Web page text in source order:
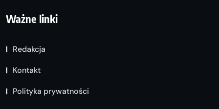
Ważne linki
Redakcja
Kontakt
Polityka prywatności